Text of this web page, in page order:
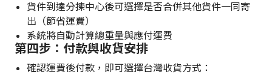
貨件到達分揀中心後可選擇是否合併其他貨件一同寄
出（節省運費）
系統將自動計算總重量與應付運費
第四步：付款與收貨安排
確認運費後付款，即可選擇台灣收貨方式：